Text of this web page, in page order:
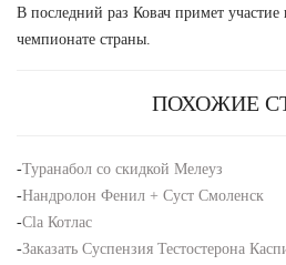
В последний раз Ковач примет
чемпионате страны.
ПОХОЖИЕ
-Туранабол со скидкой Мелеуз
-Нандролон Фенил + Суст Смоленск
-Cla Котлас
-Заказать Суспензия Тестостерона